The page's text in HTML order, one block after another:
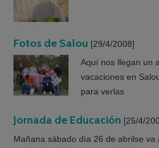
Fotos de Salou [29/4/2008]
Aquí nos llegan un
vacaciones en
para verlas
Jornada de Educación [25/4/
Mañana sábado día 26 de abrilse va